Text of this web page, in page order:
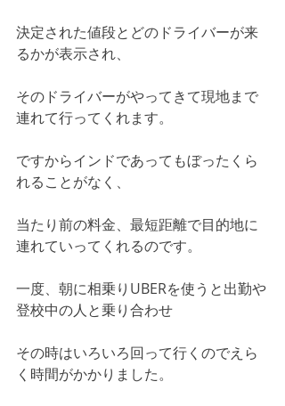
決定された値段とどのドライバーが来
るかが表示され、
そのドライバーがやってきて現地まで
連れて行ってくれます。
ですからインドであってもぼったくら
れることがなく、
当たり前の料金、最短距離で目的地に
連れていってくれるのです。
一度、朝に相乗りUBERを使うと出勤や
登校中の人と乗り合わせ
その時はいろいろ回って行くのでえら
く時間がかかりました。